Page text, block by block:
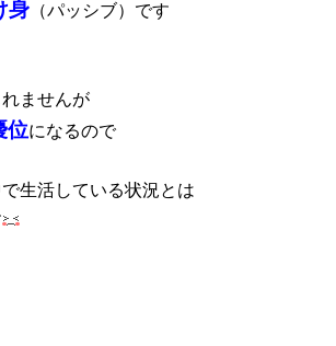
身 （パッシブ）です
ませんが
位になるので
生活している状況とは